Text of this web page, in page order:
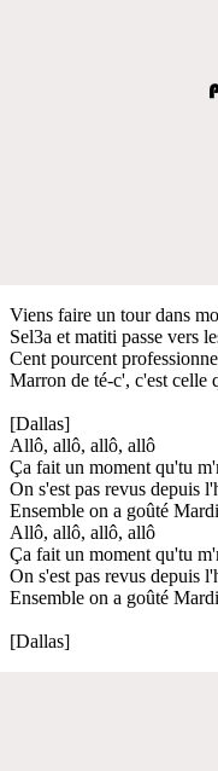
Viens faire un tour dans
Sel3a et matiti passe vers
Cent pourcent
Marron de té-c', c'est celle
[Dallas]
Allô, allô, allô, allô
Ça fait un moment qu'tu
On s'est pas revus depuis
Ensemble on a goûté
Allô, allô, allô, allô
Ça fait un moment qu'tu
On s'est pas revus depuis
Ensemble on a goûté
[Dallas]